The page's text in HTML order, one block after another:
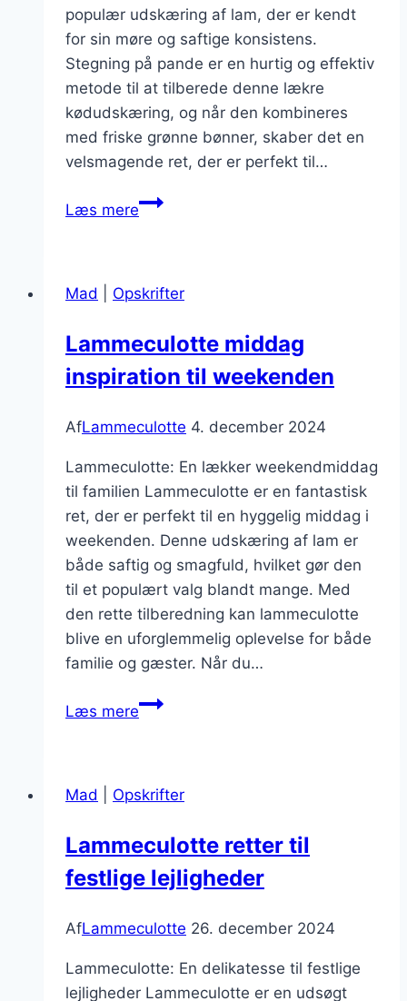
populær udskæring af lam, der er kendt
for sin møre og saftige konsistens.
Stegning på pande er en hurtig og effektiv
metode til at tilberede denne lækre
kødudskæring, og når den kombineres
med friske grønne bønner, skaber det en
velsmagende ret, der er perfekt til…
Læs mereLammeculotte
med
bønner
Mad Opskrifter
Lammeculotte middag
inspiration til weekenden
AfLammeculotte 4. december 2024
Lammeculotte: En lækker weekendmiddag
til familien Lammeculotte er en fantastisk
ret, der er perfekt til en hyggelig middag i
weekenden. Denne udskæring af lam er
både saftig og smagfuld, hvilket gør den
til et populært valg blandt mange. Med
den rette tilberedning kan lammeculotte
blive en uforglemmelig oplevelse for både
familie og gæster. Når du…
Læs mereLammeculotte
weekenden
Mad Opskrifter
Lammeculotte retter til
festlige lejligheder
AfLammeculotte 26. december 2024
Lammeculotte: En delikatesse til festlige
lejligheder Lammeculotte er en udsøgt